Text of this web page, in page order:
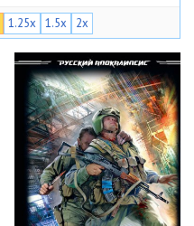
1.25x 1.5x 2x